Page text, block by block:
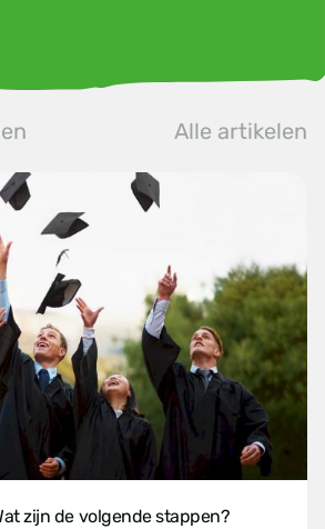
Alle artikelen
zijn de volgende stappen?